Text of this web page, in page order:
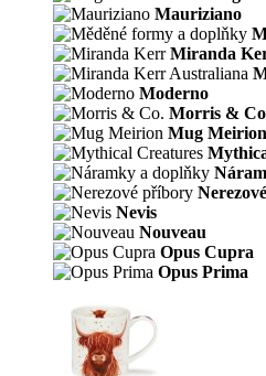
Mauriziano
Miranda
Moderno
Morris &
Mug Meirion
Nevis
Nouveau
Opus Cupra
Opus Prima